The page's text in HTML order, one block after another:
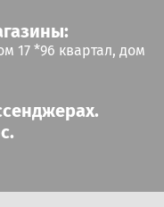
17 *96 квартал, дом